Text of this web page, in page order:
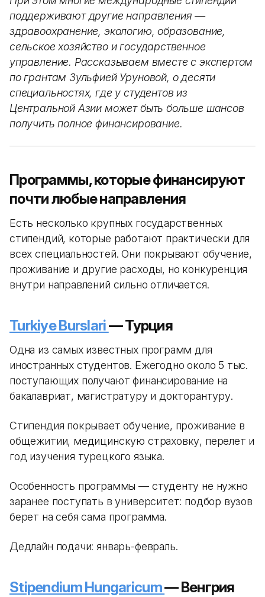
поддерживают другие направления —
здравоохранение, экологию, образование,
сельское хозяйство и государственное
управление. Рассказываем вместе с экспертом
по грантам Зульфией Уруновой, о десяти
специальностях, где у студентов из
Центральной Азии может быть больше шансов
получить полное финансирование.
Программы, которые финансируют
почти любые направления
Есть несколько крупных государственных
стипендий, которые работают практически для
всех специальностей. Они покрывают обучение,
проживание и другие расходы, но конкуренция
внутри направлений сильно отличается.
Turkiye Burslari— Турция
Одна из самых известных программ для
иностранных студентов. Ежегодно около 5 тыс.
поступающих получают финансирование на
бакалавриат, магистратуру и докторантуру.
Стипендия покрывает обучение, проживание в
общежитии, медицинскую страховку, перелет и
год изучения турецкого языка.
Особенность программы — студенту не нужно
заранее поступать в университет: подбор вузов
берет на себя сама программа.
Дедлайн подачи: январь-февраль.
Stipendium Hungaricum— Венгрия